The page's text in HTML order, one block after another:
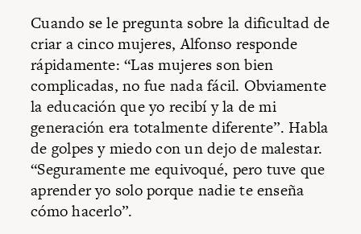
Cuando se le pregunta sobre la dificultad de
criar a cinco mujeres, Alfonso responde
rápidamente: “Las mujeres son bien
complicadas, no fue nada fácil. Obviamente
la educación que yo recibí y la de mi
generación era totalmente diferente”. Habla
de golpes y miedo con un dejo de malestar.
“Seguramente me equivoqué, pero tuve que
aprender yo solo porque nadie te enseña
cómo hacerlo”.